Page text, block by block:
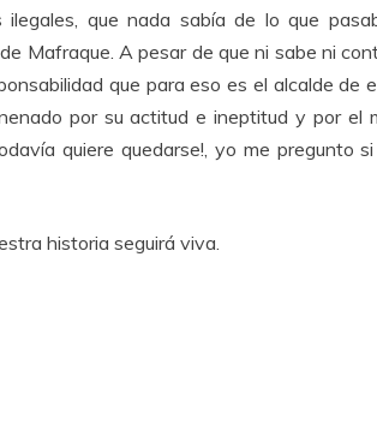
que nada sabía de lo que
Mafraque. A pesar de que ni sabe ni
que para eso es el alcalde de
por su actitud e ineptitud y por el
quiere quedarse!, yo me pregunto
historia seguirá viva.